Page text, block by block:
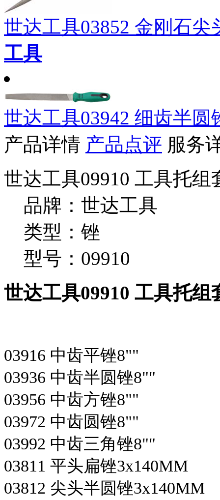
世达工具03852 金刚石
工具
世达工具03942 细齿半圆
产品详情 产品点评 服务
世达工具09910 工具托
品牌：世达工具
类型：锉
型号：09910
世达工具09910 工具托组
03916 中齿平锉8""
03936 中齿半圆锉8""
03956 中齿方锉8""
03972 中齿圆锉8""
03992 中齿三角锉8""
03811 平头扁锉3x140MM
03812 尖头半圆锉3x140MM